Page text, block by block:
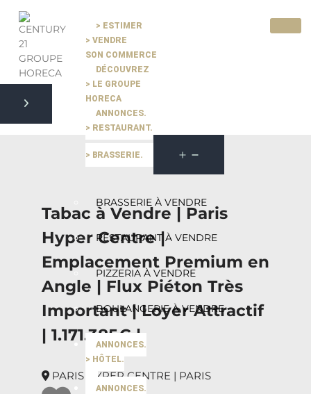
> ESTIMER
> VENDRE
SON COMMERCE
DÉCOUVREZ
> LE GROUPE
HORECA
ANNONCES.
> RESTAURANT.
> BRASSERIE.
BRASSERIE À VENDRE
RESTAURANT À VENDRE
PIZZERIA À VENDRE
BOULANGERIE À VENDRE
ANNONCES.
> HÔTEL.
ANNONCES.
Pause slide rotation
Resume slide rotation
Previous slide
Tabac à Vendre | Paris
Hyper Centre |
Emplacement Premium en
Angle | Flux Piéton Très
Important | Loyer Attractif
| 1.171.385€ |
PARIS HYPER CENTRE | PARIS